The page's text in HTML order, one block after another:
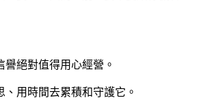
絕對值得用心經營。
用時間去累積和守護它。